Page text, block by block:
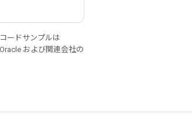
ードサンプルは
および関連会社の